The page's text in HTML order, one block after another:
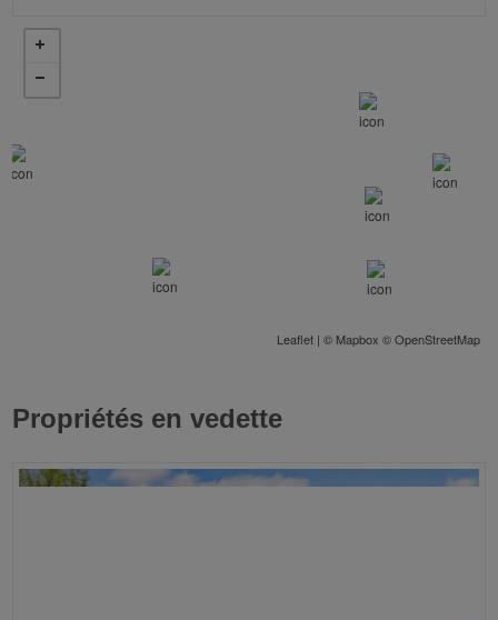
Leaflet| © Mapbox ©OpenStreetMap
Propriétés en vedette